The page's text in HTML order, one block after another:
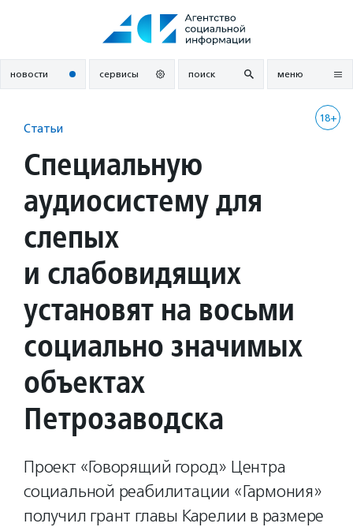
новости сервисы поиск меню
18+
Статьи
Специальную
аудиосистему для
слепых
и слабовидящих
установят на восьми
социально значимых
объектах
Петрозаводска
Проект «Говорящий город» Центра
социальной реабилитации «Гармония»
получил грант главы Карелии в размере